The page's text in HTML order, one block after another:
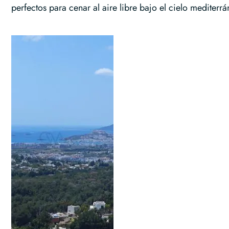
perfectos para cenar al aire libre bajo el cielo